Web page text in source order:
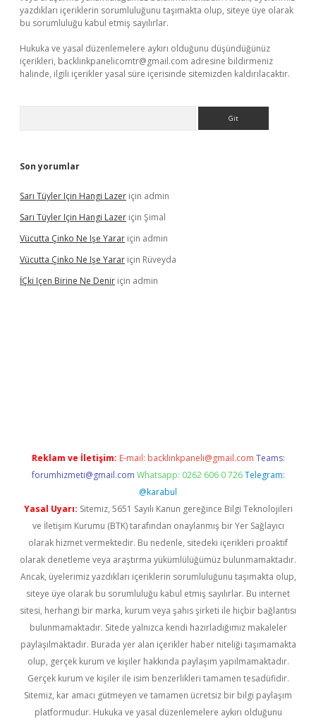
yazdıkları içeriklerin sorumluluğunu taşımakta olup, siteye üye olarak
bu sorumluluğu kabul etmiş sayılırlar.
Hukuka ve yasal düzenlemelere aykırı olduğunu düşündüğünüz
içerikleri, backlinkpanelicomtr@gmail.com adresine bildirmeniz
halinde, ilgili içerikler yasal süre içerisinde sitemizden kaldırılacaktır.
Son yorumlar
Sarı Tüyler Için Hangi Lazer için admin
Sarı Tüyler Için Hangi Lazer için Şimal
Vücutta Çinko Ne Işe Yarar için admin
Vücutta Çinko Ne Işe Yarar için Rüveyda
İÇki Içen Birine Ne Denir için admin
Reklam ve İletişim: E-mail: backlinkpaneli@gmail.com Teams:
forumhizmeti@gmail.com Whatsapp: 0262 606 0 726 Telegram:
@karabul
Yasal Uyarı: Sitemiz, 5651 Sayılı Kanun gereğince Bilgi Teknolojileri
ve İletişim Kurumu (BTK) tarafından onaylanmış bir Yer Sağlayıcı
olarak hizmet vermektedir. Bu nedenle, sitedeki içerikleri proaktif
olarak denetleme veya araştırma yükümlülüğümüz bulunmamaktadır.
Ancak, üyelerimiz yazdıkları içeriklerin sorumluluğunu taşımakta olup,
siteye üye olarak bu sorumluluğu kabul etmiş sayılırlar. Bu internet
sitesi, herhangi bir marka, kurum veya şahıs şirketi ile hiçbir bağlantısı
bulunmamaktadır. Sitede yalnızca kendi hazırladığımız makaleler
paylaşılmaktadır. Burada yer alan içerikler haber niteliği taşımamakta
olup, gerçek kurum ve kişiler hakkında paylaşım yapılmamaktadır.
Gerçek kurum ve kişiler ile isim benzerlikleri tamamen tesadüfidir.
Sitemiz, kar amacı gütmeyen ve tamamen ücretsiz bir bilgi paylaşım
platformudur. Hukuka ve yasal düzenlemelere aykırı olduğunu